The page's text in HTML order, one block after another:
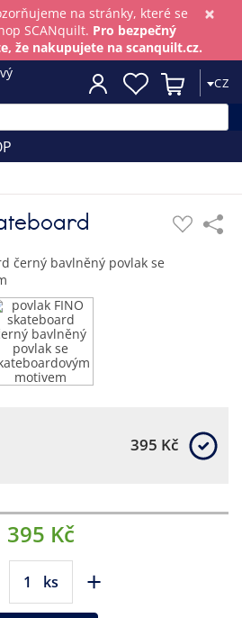
×
na stránky, které se
SCANquilt. Pro bezpečný
že nakupujete na scanquilt.cz.
CZ
395 Kč
395 Kč
ks +